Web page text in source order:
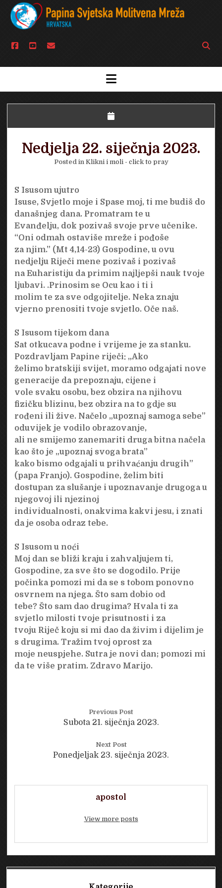
facebook
youtubeemail
Open
bar
open
menu
Nedjelja 22. siječnja 2023.
Posted in Klikni i moli - click to pray
S Isusom ujutro
Isuse, Svjetlo moje i Spase moj, ti me budiš do
današnjeg dana. Promatram te u
Evanđelju, dok pozivaš svoje prve učenike.
“Oni odmah ostaviše mreže i pođoše
za njim.” (Mt 4,14-23) Gospodine, u ovu
nedjelju Riječi mene pozivaš i pozivaš
na Euharistiju da primim najljepši nauk tvoje
ljubavi. .Prinosim se Ocu kao i ti i
molim te za sve odgojitelje. Neka znaju
vjerno prenositi tvoje svjetlo. Oče naš.
S Isusom tijekom dana
Sat otkucava podne i vrijeme je za stanku.
Pozdravljam Papine riječi: „Ako
želimo bratskiji svijet, moramo odgajati nove
generacije da prepoznaju, cijene i
vole svaku osobu, bez obzira na njihovu
fizičku blizinu, bez obzira na to gdje su
rođeni ili žive. Načelo „upoznaj samoga sebe”
oduvijek je vodilo obrazovanje,
ali ne smijemo zanemariti druga bitna načela
kao što je „upoznaj svoga brata”
kako bismo odgajali u prihvaćanju drugih”
(papa Franjo). Gospodine, želim biti
dostupan za slušanje i upoznavanje drugoga u
njegovoj ili njezinoj
individualnosti, onakvima kakvi jesu, i znati
da je osoba odraz tebe.
S Isusom u noći
Moj dan se bliži kraju i zahvaljujem ti,
Gospodine, za sve što se dogodilo. Prije
počinka pomozi mi da se s tobom ponovno
osvrnem na njega. Što sam dobio od
tebe? Što sam dao drugima? Hvala ti za
svjetlo milosti tvoje prisutnosti i za
tvoju Riječ koju si mi dao da živim i dijelim je
s drugima. Tražim tvoj oprost za
moje neuspjehe. Sutra je novi dan; pomozi mi
da te više pratim. Zdravo Marijo.
Previous Post
Subota 21. siječnja 2023.
Next Post
Ponedjeljak 23. siječnja 2023.
apostol
View more posts